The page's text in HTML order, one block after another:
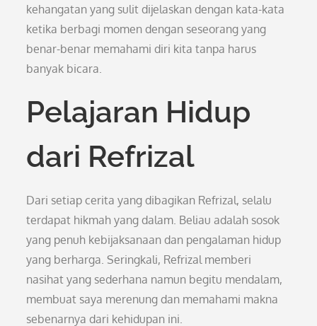
kehangatan yang sulit dijelaskan dengan kata-kata
ketika berbagi momen dengan seseorang yang
benar-benar memahami diri kita tanpa harus
banyak bicara.
Pelajaran Hidup
dari Refrizal
Dari setiap cerita yang dibagikan Refrizal, selalu
terdapat hikmah yang dalam. Beliau adalah sosok
yang penuh kebijaksanaan dan pengalaman hidup
yang berharga. Seringkali, Refrizal memberi
nasihat yang sederhana namun begitu mendalam,
membuat saya merenung dan memahami makna
sebenarnya dari kehidupan ini.